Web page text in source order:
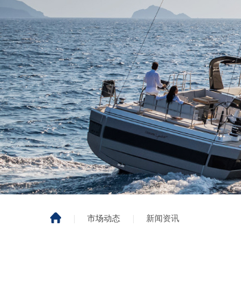
市场动态 新闻资讯